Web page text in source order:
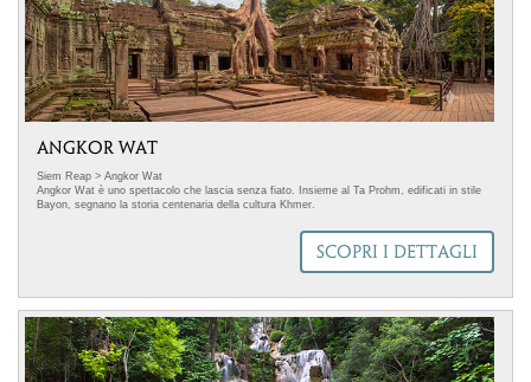
ANGKOR WAT
Siem Reap > Angkor Wat
Angkor Wat è uno spettacolo che lascia senza fiato. Insieme al Ta Prohm, edificati in stile
Bayon, segnano la storia centenaria della cultura Khmer.
.immagine-sinistra { float: left; /* Allinea l'immagine a sinistra */ margin-right: 18px; /*
Aggiunge spazio a destra dell'immagine */ margin-bottom: 5px; /* Aggiunge spazio sotto
l'immagine */ } Selezioniamo partner che condividono con Mappamondo valori, scelte di
prodotto e iniziative concrete di responsabilità sociale. Ci avvaliamo della collaborazione di
Unite. In questo tour si adottano accortezze per limitare il consumo di acqua, energia,
combustibili fossili, carta e plastica. Non organizziamo visite in aree con ecosistemi fragili,
supportiamo l'economia delle comunità locali.
SCOPRI I DETTAGLI